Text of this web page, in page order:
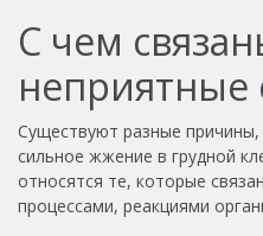
С чем
Существуют разные
сильное жжение в грудной
относятся те, которые
процессами, реакциями